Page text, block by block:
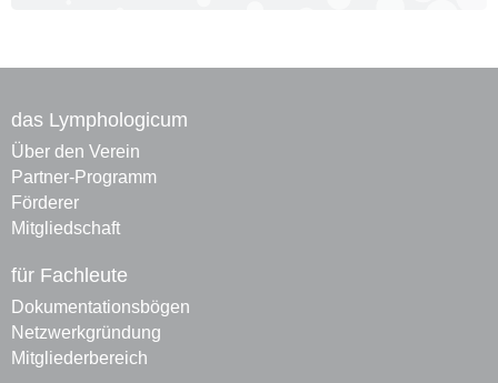
das Lymphologicum
Über den Verein
Partner-Programm
Förderer
Mitgliedschaft
für Fachleute
Dokumentationsbögen
Netzwerkgründung
Mitgliederbereich